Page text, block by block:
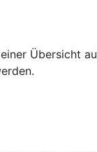
Übersicht